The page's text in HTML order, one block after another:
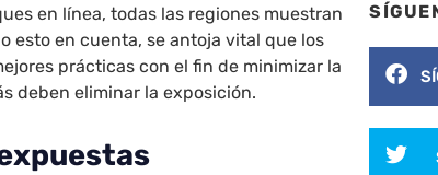
en línea, todas las regiones muestran
esto en cuenta, se antoja vital que los
prácticas con el fin de minimizar la
deben eliminar la exposición.